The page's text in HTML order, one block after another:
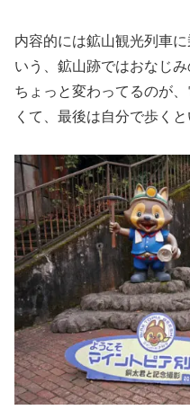
内容的には鉱山観光列車
いう、鉱山跡ではおなじみ
ちょっと変わってるのが
くて、最後は自分で歩くと